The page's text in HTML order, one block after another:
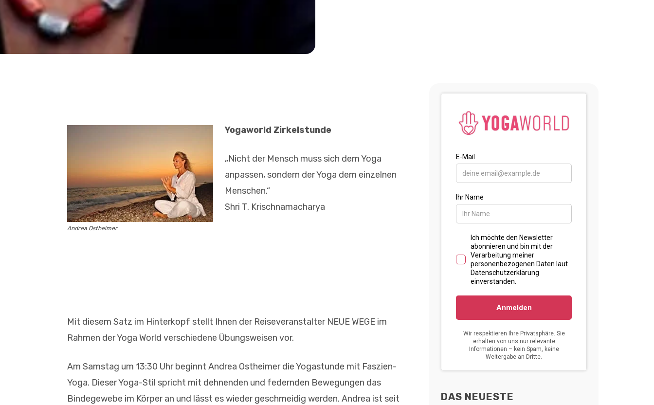
Andrea Ostheimer
Yogaworld Zirkelstunde
„Nicht der Mensch muss sich dem Yoga
anpassen, sondern der Yoga dem einzelnen
Menschen.“
Shri T. Krischnamacharya
Mit diesem Satz im Hinterkopf stellt Ihnen der Reiseveranstalter NEUE WEGE im
Rahmen der Yoga World verschiedene Übungsweisen vor.
Am Samstag um 13:30 Uhr beginnt Andrea Ostheimer die Yogastunde mit Faszien-
Yoga. Dieser Yoga-Stil spricht mit dehnenden und federnden Bewegungen das
Bindegewebe im Körper an und lässt es wieder geschmeidig werden. Andrea ist seit
DAS NEUESTE